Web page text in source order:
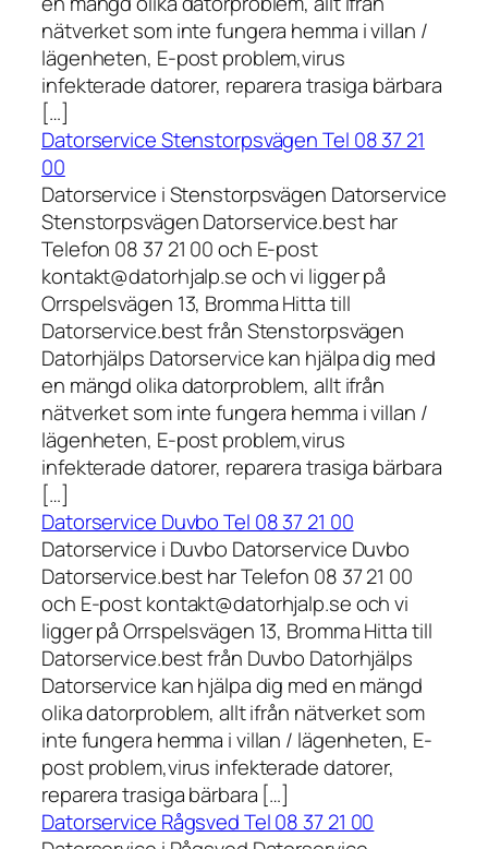
nätverket som inte fungera hemma i villan /
lägenheten, E-post problem,virus
infekterade datorer, reparera trasiga bärbara
[…]
Datorservice Stenstorpsvägen Tel 08 37 21
00
Datorservice i Stenstorpsvägen Datorservice
Stenstorpsvägen Datorservice.best har
Telefon 08 37 21 00 och E-post
kontakt@datorhjalp.se och vi ligger på
Orrspelsvägen 13, Bromma Hitta till
Datorservice.best från Stenstorpsvägen
Datorhjälps Datorservice kan hjälpa dig med
en mängd olika datorproblem, allt ifrån
nätverket som inte fungera hemma i villan /
lägenheten, E-post problem,virus
infekterade datorer, reparera trasiga bärbara
[…]
Datorservice Duvbo Tel 08 37 21 00
Datorservice i Duvbo Datorservice Duvbo
Datorservice.best har Telefon 08 37 21 00
och E-post kontakt@datorhjalp.se och vi
ligger på Orrspelsvägen 13, Bromma Hitta till
Datorservice.best från Duvbo Datorhjälps
Datorservice kan hjälpa dig med en mängd
olika datorproblem, allt ifrån nätverket som
inte fungera hemma i villan / lägenheten, E-
post problem,virus infekterade datorer,
reparera trasiga bärbara […]
Datorservice Rågsved Tel 08 37 21 00